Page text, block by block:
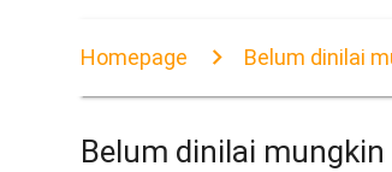
Homepage Belum dinilai
Belum dinilai